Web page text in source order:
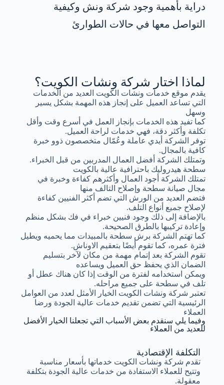
دراية بأهمية وجود شركة ونش وكيفية
التواصل معها في حالات الطوارئ
لماذا اختار شركة ونشات الكويت؟
يقدم موقع خدمات ونشات الكويت العديد من الخدمات
التي تساعد العميل على إنجاز هذه المهمة بشكل يسير
وسهل
كما تفيد هذه الخدمات بإنجاز العمل في أسرع وقت وأقل
تكلفة وأكثر دقة، فهي خدمات لراحة العميل.
توفر الشركة أيدي عاملة وعُمّال متخصصون ذوو خبرة
كافية بالمجال.
وتمتلك الشركة أفضل العمال المدربين من قبل الخبراء.
سطحة هيدروليك باحترافية عالية بالكويت
تمتلك الشركة أجود العمال وأكثرهم كفاءة وخبرة في
مجال صيانة سطحة وإصلاح التالف منها
فتضم العديد من الورش التي تضم أكثر الفنيين كفاءة
لإصلاح جميع أنواع التلف.
بالإضافة إلى ذلك وجود فنيين خبراء في فك بشكل منظم
وإعادة تركيبها بالطرق الصحيحة.
كما تهتم الشركة برش سطحة بالمبيدات مما يحميه ويطيل
فترة عمره، كما تقوم أيضًا بتعقيم الاوناش.
تقوم الشركة بعد إتمام مهمة من مكان لآخر بتسليم
الضمان الذي يحفظ حق العميل ويساعده
ويمكن استخدامه لفترة من الوقت إذا كان هناك عطل أو
تلف في سطحة على جميع مراحله.
تعتبر شركة ونشات الكويت الخيار الأمثل لعدد من العوامل
الرئيسية التي تضمن تقديم خدمات عالية الجودة ورضا
العملاء
وفيما يلي سنقدم بعض الأسباب التي تجعلنا الخيار الأفضل
للعديد من العملاء
التكلفة الإقتصادية
تقدم شركة ونشات الكويت خدماتها بأسعار مناسبة
وتتيح للعملاء الاستفادة من خدمات عالية الجودة بتكلفة
معقولة.